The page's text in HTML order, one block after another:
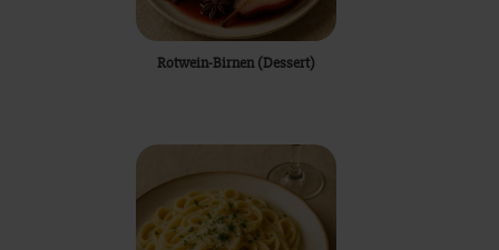
Rotwein-Birnen (Dessert)